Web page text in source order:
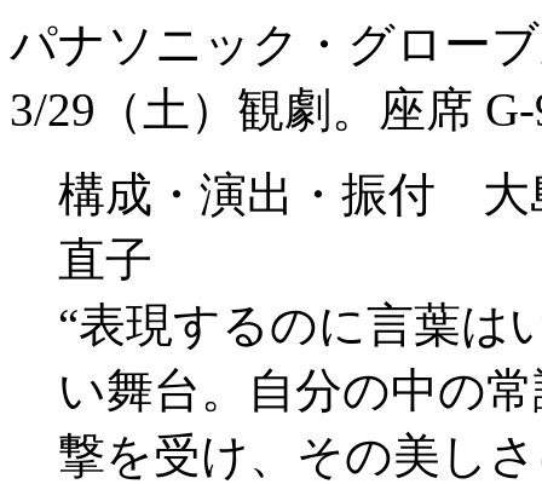
パナソニック・グロ
3/29（土）観劇。座席
構成・演出・振付
直子
“表現するのに言葉は
い舞台。自分の中の
撃を受け、その美し